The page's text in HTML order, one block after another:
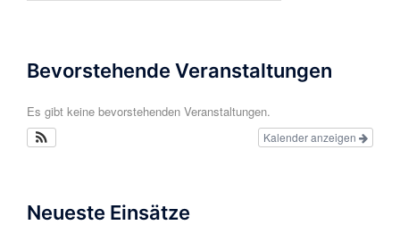
Bevorstehende Veranstaltungen
Es gibt keine bevorstehenden Veranstaltungen.
Kalender anzeigen
Neueste Einsätze